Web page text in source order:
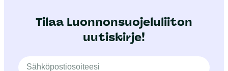
Tilaa Luonnonsuojeluliiton
uutiskirje!